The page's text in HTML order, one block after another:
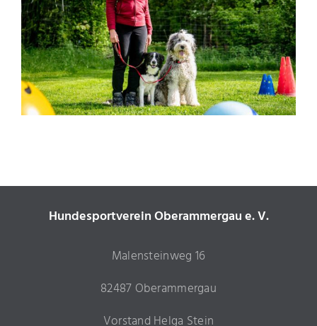
Hundesportverein Oberammergau e. V.
Malensteinweg 16
82487 Oberammergau
Vorstand Helga Stein